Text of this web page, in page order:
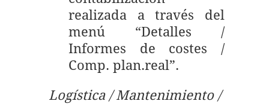
realizada a través del
menú “Detalles /
Informes de costes /
Comp. plan.real”.
Logística / Mantenimiento /